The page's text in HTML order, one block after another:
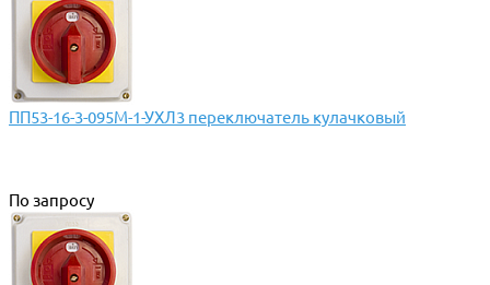
ПП53-16-3-095М-1-УХЛ3 переключатель кулачковый
По запросу